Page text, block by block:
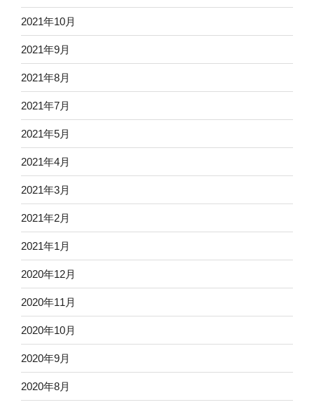
2021年10月
2021年9月
2021年8月
2021年7月
2021年5月
2021年4月
2021年3月
2021年2月
2021年1月
2020年12月
2020年11月
2020年10月
2020年9月
2020年8月